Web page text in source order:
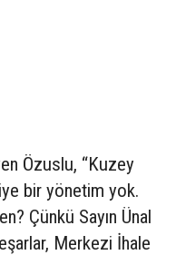
Özuslu, “Kuzey
bir yönetim yok.
Çünkü Sayın Ünal
Merkezi İhale